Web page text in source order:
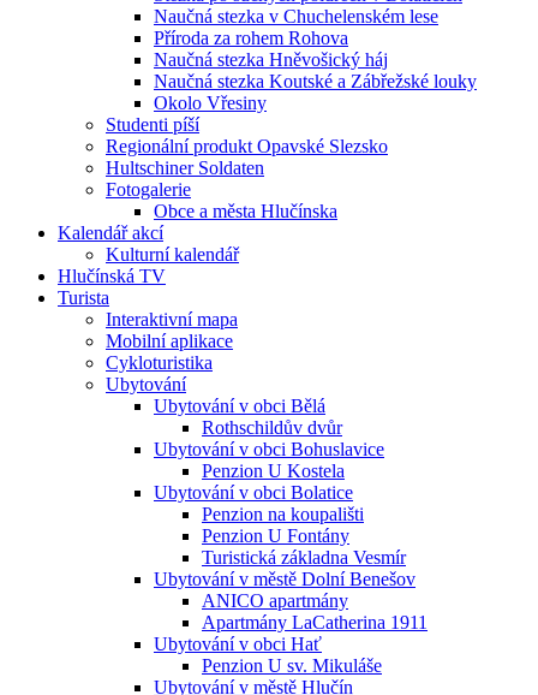
Naučná stezka v Chuchelenském lese
Příroda za rohem Rohova
Naučná stezka Hněvošický háj
Naučná stezka Koutské a Zábřežské louky
Okolo Vřesiny
Studenti píší
Regionální produkt Opavské Slezsko
Hultschiner Soldaten
Fotogalerie
Obce a města Hlučínska
Kalendář akcí
Kulturní kalendář
Hlučínská TV
Turista
Interaktivní mapa
Mobilní aplikace
Cykloturistika
Ubytování
Ubytování v obci Bělá
Rothschildův dvůr
Ubytování v obci Bohuslavice
Penzion U Kostela
Ubytování v obci Bolatice
Penzion na koupališti
Penzion U Fontány
Turistická základna Vesmír
Ubytování v městě Dolní Benešov
ANICO apartmány
Apartmány LaCatherina 1911
Ubytování v obci Hať
Penzion U sv. Mikuláše
Ubytování v městě Hlučín